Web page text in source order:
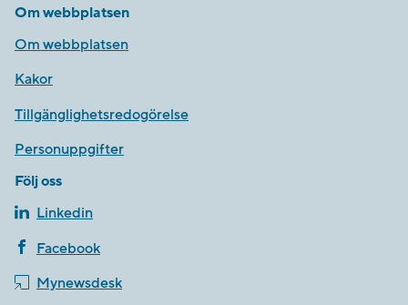
Om webbplatsen
Om webbplatsen
Kakor
Tillgänglighetsredogörelse
Personuppgifter
Följ oss
Linkedin
Facebook
Mynewsdesk